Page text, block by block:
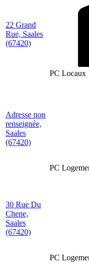
22 Grand
Rue, Saales
(67420)
PC Locaux
Adresse non
renseignée,
Saales
(67420)
PC
30 Rue Du
Chene,
Saales
(67420)
PC